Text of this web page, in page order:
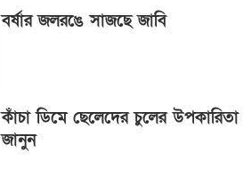
বর্ষার জলরঙে সাজছে জাবি
কাঁচা ডিমে ছেলেদের চুলের উপকারিতা
জানুন